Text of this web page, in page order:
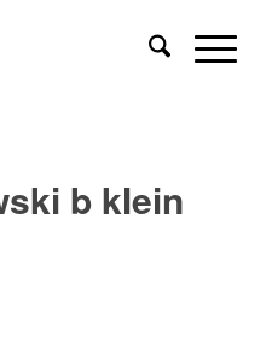
b klein